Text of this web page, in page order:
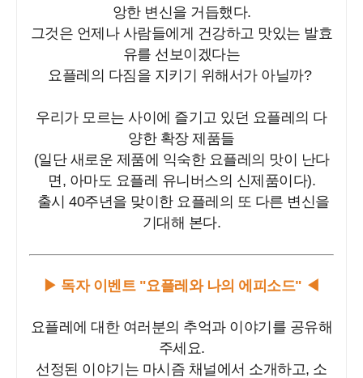
앙한 변신을 거듭했다.
그것은 언제나 사람들에게 건강하고 맛있는 발효
유를 선보이겠다는
요플레의 다짐을 지키기 위해서가 아닐까?
우리가 모르는 사이에 즐기고 있던 요플레의 다
양한 확장 제품들
(일단 새로운 제품에 익숙한 요플레의 맛이 난다
면, 아마도 요플레 유니버스의 신제품이다).
출시 40주년을 맞이한 요플레의 또 다른 변신을
기대해 본다.
▶ 독자 이벤트 "요플레와 나의 에피소드" ◀
요플레에 대한 여러분의 추억과 이야기를 공유해
주세요.
선정된 이야기는 마시즘 채널에서 소개하고, 소